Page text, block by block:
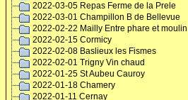
2022-03-05 Repas Ferme de la Prele
2022-03-01 Champillon B de Bellevue
2022-02-22 Mailly Entre phare et moulin
2022-02-15 Cormicy
2022-02-08 Baslieux les Fismes
2022-02-01 Trigny Vin chaud
2022-01-25 St Aubeu Cauroy
2022-01-18 Chamery
2022-01-11 Cernay